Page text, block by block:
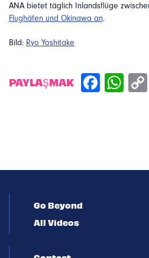
ANA bietet täglich Inlandsflüge
Flughäfen und Okinawa an.
Bild: Ryo Yoshitake
PAYLAŞMAK
Go Beyond
All Videos